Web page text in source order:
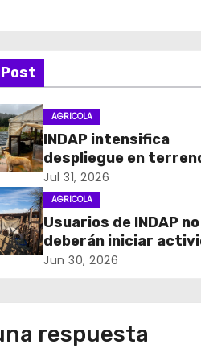
AGRICOLA
INDAP intensifica
despliegue en
acompañar a los
agricultores
sistema frontal
Jul 31, 2026
AGRICOLA
Usuarios de INDAP no
deberán iniciar
en SII para acceder a
Jun 30, 2026
respuesta